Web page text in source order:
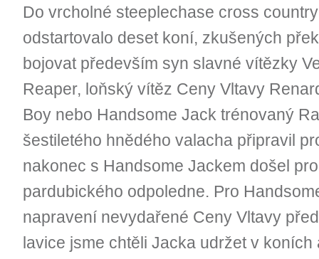
Do vrcholné steeplechase cross
odstartovalo deset koní, zkušených
bojovat především syn slavné vítězky
Reaper, loňský vítěz Ceny Vltavy
Boy nebo Handsome Jack trénovaný
šestiletého hnědého valacha připravil
nakonec s Handsome Jackem došel
pardubického odpoledne. Pro
napravení nevydařené Ceny Vltavy
lavice jsme chtěli Jacka udržet v